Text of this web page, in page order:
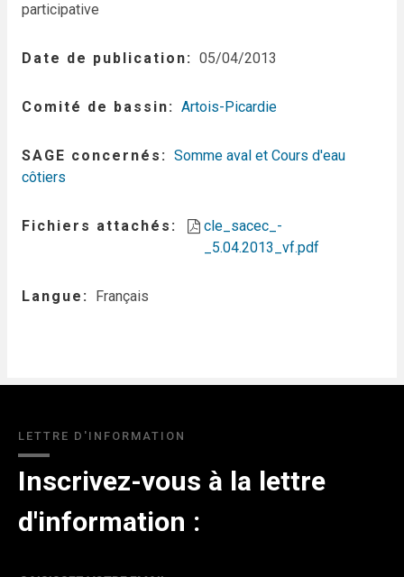
participative
Date de publication 05/04/2013
Comité de bassin Artois-Picardie
SAGE concernés
Somme aval et Cours d'eau
côtiers
Fichiers attachés
cle_sacec_-
_5.04.2013_vf.pdf
Langue Français
LETTRE D'INFORMATION
Inscrivez-vous à la lettre
d'information :